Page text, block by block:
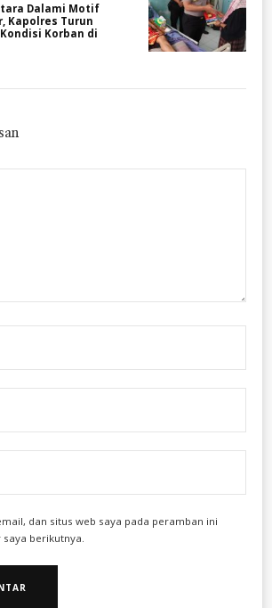
Dalami Motif
Kapolres Turun
Korban di
dan situs web saya pada peramban ini
berikutnya.